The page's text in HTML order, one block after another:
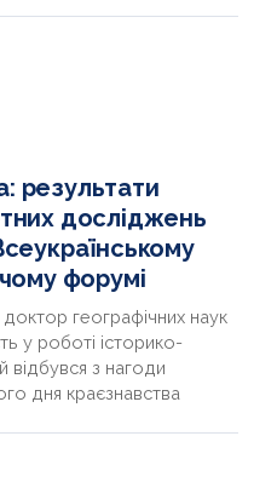
результати
досліджень
форумі
географічних наук
у роботі історико-
відбувся з нагоди
дня краєзнавства